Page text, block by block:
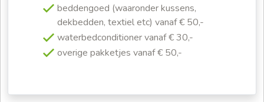
beddengoed (waaronder kussens,
dekbedden, textiel etc) vanaf € 50,-
waterbedconditioner vanaf € 30,-
overige pakketjes vanaf € 50,-